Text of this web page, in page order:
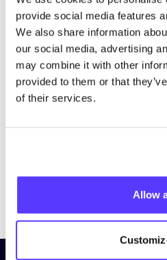
provide social media features
We also share information
our social media, advertising
may combine it with other
provided to them or that
of their services.
Allow